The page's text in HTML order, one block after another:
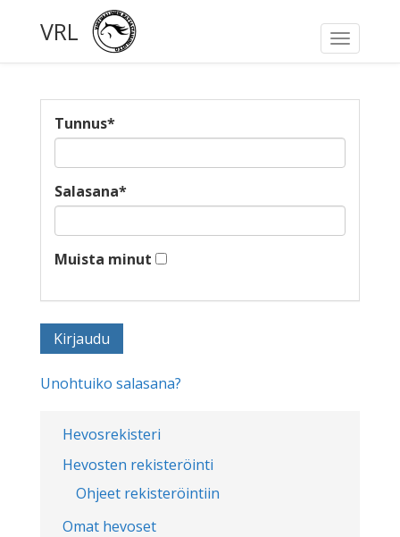
Toggle
VRL
Hevosrekisteri
Hevosten rekisteröinti
Ohjeet rekisteröintiin
Omat hevoset
Tunnus*
Salasana*
Muista minut
Unohtuiko salasana?